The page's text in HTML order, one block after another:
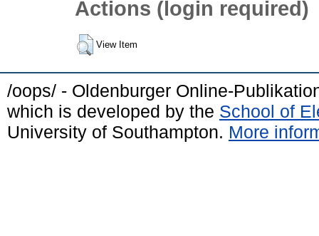
Actions (login required)
View Item
/oops/ - Oldenburger Online-
which is developed by the School of
University of Southampton. More